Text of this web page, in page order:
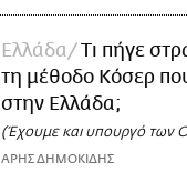
Ελλάδα
Τι πήγε
τη μέθοδο Κόσερ
στην Ελλάδα;
(Έχουμε και υπουργό των
ΑΡΗΣ ΔΗΜΟΚΙΔΗΣ